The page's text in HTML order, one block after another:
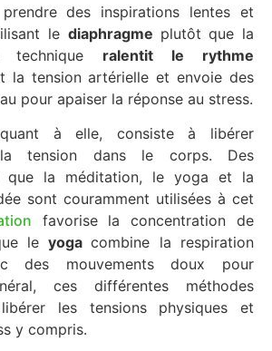
des inspirations lentes et
le diaphragme plutôt que la
technique ralentit le rythme
la tension artérielle et envoie des
pour apaiser la réponse au stress.
à elle, consiste à libérer
la tension dans le corps. Des
que la méditation, le yoga et la
sont couramment utilisées à cet
favorise la concentration de
leyogacombine la respiration
des mouvements doux pour
ces différentes méthodes
les tensions physiques et
y compris.